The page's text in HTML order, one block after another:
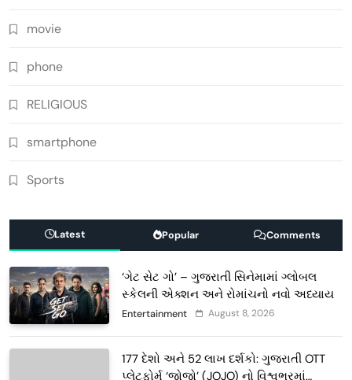
movie
phone
RELIGIOUS
smartphone
Sports
Latest Popular Comments
‘ગેટ સેટ ગો’ – ગુજરાતી સિનેમામાં ગ્લોબલ
સ્કેલની એક્શન અને રોમાંચનો નવો અધ્યાય
Entertainment August 8, 2026
177 દેશો અને 52 લાખ દર્શકો: ગુજરાતી OTT
પ્લેટફોર્મ ‘જોજો’ (JOJO) નો વિશ્વભરમાં